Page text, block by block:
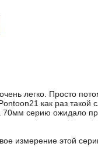
легко. Просто
как раз такой
70мм серию ожидало
измерение этой